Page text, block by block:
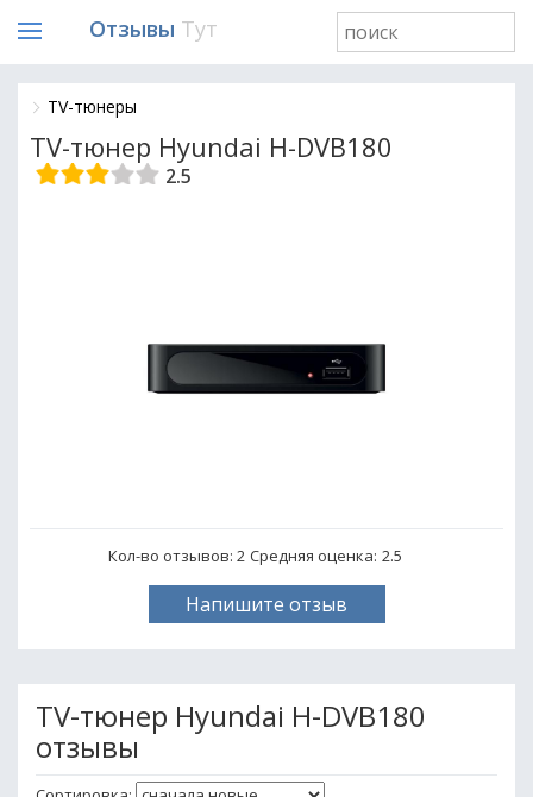
Отзывы Тут
TV-тюнеры
TV-тюнер Hyundai H-DVB180
2.5
Кол-во отзывов: 2 Средняя оценка: 2.5
Напишите отзыв
TV-тюнер Hyundai H-DVB180
отзывы